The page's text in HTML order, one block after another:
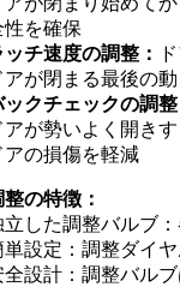
性を確保
ッチ速度の調整：
アが閉まる最後の
ックチェックの調整
アが勢いよく開き
アの損傷を軽減
整の特徴：
立した調整バルブ
単設定：調整ダイ
全設計：調整バル